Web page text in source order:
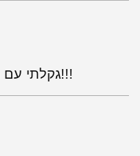
גקלתי עם המקום הזה בכל המובנים!!!